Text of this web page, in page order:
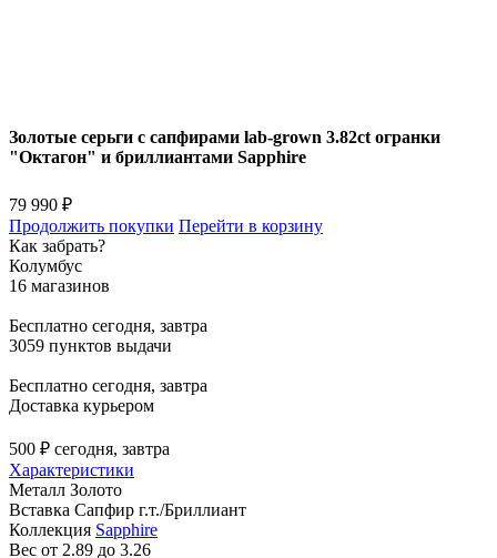
Золотые серьги с сапфирами lab-grown 3.82ct огранки
"Октагон" и бриллиантами Sapphire
79 990 ₽
Продолжить покупки Перейти в корзину
Как забрать?
Колумбус
16 магазинов
Бесплатно сегодня, завтра
3059 пунктов выдачи
Бесплатно сегодня, завтра
Доставка курьером
500 ₽ сегодня, завтра
Характеристики
Металл Золото
Вставка Сапфир г.т./Бриллиант
Коллекция Sapphire
Вес от 2.89 до 3.26